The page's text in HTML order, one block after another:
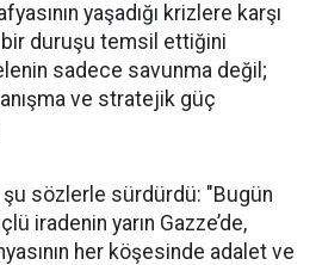
yaşadığı krizlere karşı
bir duruşu temsil ettiğini
sadece savunma değil;
ve stratejik güç
şu sözlerle sürdürdü: "Bugün
iradenin yarın Gazze’de,
her köşesinde adalet ve